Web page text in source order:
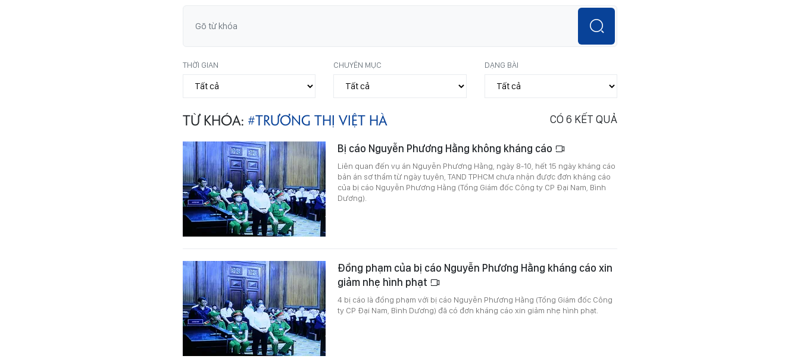
THỜI GIAN CHUYÊN MỤC DẠNG BÀI
TỪ KHÓA: #TRƯƠNG THỊ VIỆT HÀ CÓ 6 KẾT QUẢ
Bị cáo Nguyễn Phương Hằng không kháng cáo
Liên quan đến vụ án Nguyễn Phương Hằng, ngày 8-10, hết 15 ngày kháng cáo
bản án sơ thẩm từ ngày tuyên, TAND TPHCM chưa nhận được đơn kháng cáo
của bị cáo Nguyễn Phương Hằng (Tổng Giám đốc Công ty CP Đại Nam, Bình
Dương).
Đồng phạm của bị cáo Nguyễn Phương Hằng kháng cáo xin
giảm nhẹ hình phạt
4 bị cáo là đồng phạm với bị cáo Nguyễn Phương Hằng (Tổng Giám đốc Công
ty CP Đại Nam, Bình Dương) đã có đơn kháng cáo xin giảm nhẹ hình phạt.